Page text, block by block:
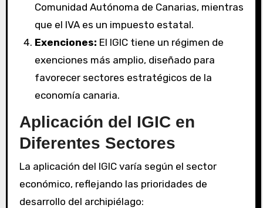
Comunidad Autónoma de Canarias, mientras
que el IVA es un impuesto estatal.
Exenciones: El IGIC tiene un régimen de
exenciones más amplio, diseñado para
favorecer sectores estratégicos de la
economía canaria.
Aplicación del IGIC en
Diferentes Sectores
La aplicación del IGIC varía según el sector
económico, reflejando las prioridades de
desarrollo del archipiélago: